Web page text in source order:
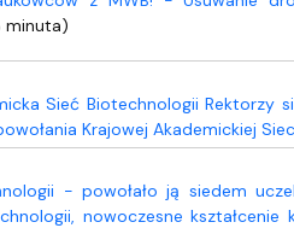
minuta)
Sieć Biotechnologii Rektorzy
Krajowej Akademickiej
- powołało ją siedem
nowoczesne